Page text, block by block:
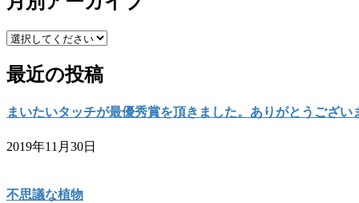
最近の投稿
まいたいタッチが最優秀賞を頂きました。ありがとうござい
2019年11月30日
不思議な植物